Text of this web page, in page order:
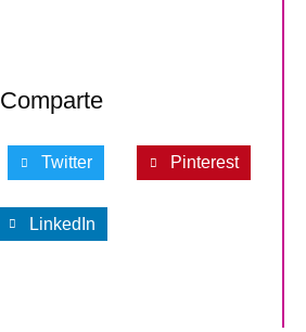
Comparte
Twitter Pinterest
LinkedIn